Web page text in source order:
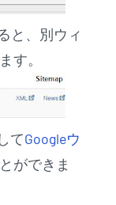
と、別ウィ
す。
てGoogleウ
ができま